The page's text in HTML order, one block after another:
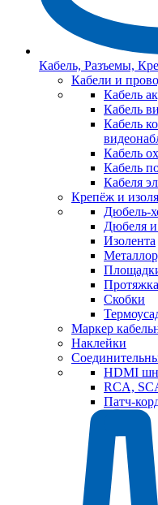
Кабель, Разъемы,
Кабели и
Кабель
Кабель
Кабель
Кабель
Кабель
Кабеля
Крепёж и
Дюбель-
Дюбеля
Изолента
Скобки
Маркер
Наклейки
HDMI
RCA,
Патч-